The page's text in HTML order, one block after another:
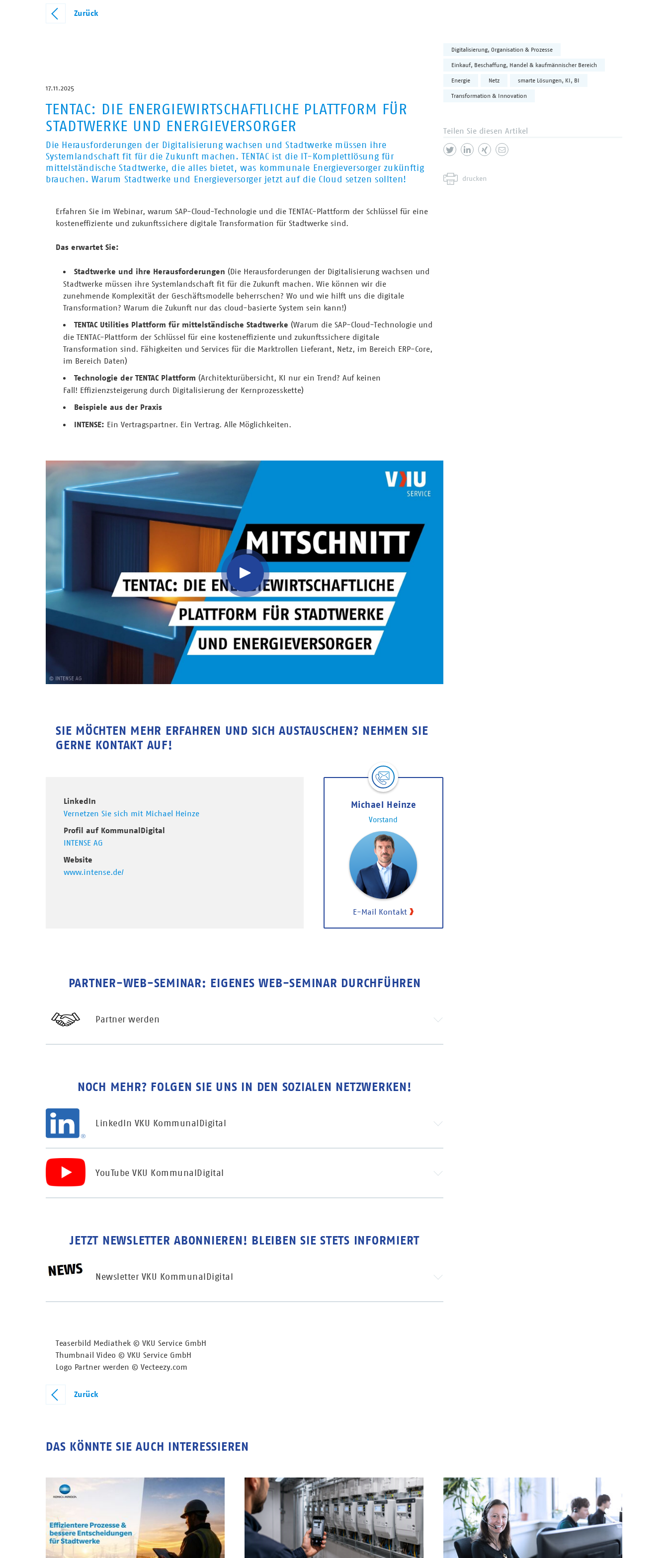
Zurück
17.11.2025
TENTAC: DIE ENERGIEWIRTSCHAFTLICHE PLATTFORM FÜR
STADTWERKE UND ENERGIEVERSORGER
Die Herausforderungen der Digitalisierung wachsen und Stadtwerke müssen ihre
Systemlandschaft fit für die Zukunft machen. TENTAC ist die IT-Komplettlösung für
mittelständische Stadtwerke, die alles bietet, was kommunale Energieversorger zukünftig
brauchen. Warum Stadtwerke und Energieversorger jetzt auf die Cloud setzen sollten!
Erfahren Sie im Webinar, warum SAP-Cloud-Technologie und die TENTAC-Plattform der Schlüssel für eine
kosteneffiziente und zukunftssichere digitale Transformation für Stadtwerke sind.
Das erwartet Sie:
Stadtwerke und ihre Herausforderungen (Die Herausforderungen der Digitalisierung wachsen und
Stadtwerke müssen ihre Systemlandschaft fit für die Zukunft machen. Wie können wir die
zunehmende Komplexität der Geschäftsmodelle beherrschen? Wo und wie hilft uns die digitale
Transformation? Warum die Zukunft nur das cloud-basierte System sein kann!)
TENTAC Utilities Plattform für mittelständische Stadtwerke (Warum die SAP-Cloud-Technologie und
die TENTAC-Plattform der Schlüssel für eine kosteneffiziente und zukunftssichere digitale
Transformation sind. Fähigkeiten und Services für die Marktrollen Lieferant, Netz, im Bereich ERP-Core,
im Bereich Daten)
Technologie der TENTAC Plattform (Architekturübersicht, KI nur ein Trend? Auf keinen
Fall! Effizienzsteigerung durch Digitalisierung der Kernprozesskette)
Beispiele aus der Praxis
INTENSE: Ein Vertragspartner. Ein Vertrag. Alle Möglichkeiten.
Video
SIE MÖCHTEN MEHR ERFAHREN UND SICH AUSTAUSCHEN? NEHMEN SIE
GERNE KONTAKT AUF!
LinkedIn
Vernetzen Sie sich mit Michael Heinze
Profil auf KommunalDigital
INTENSE AG
Website
www.intense.de/
Michael Heinze
Vorstand
E-Mail Kontakt
PARTNER-WEB-SEMINAR: EIGENES WEB-SEMINAR DURCHFÜHREN
Partner werden
NOCH MEHR? FOLGEN SIE UNS IN DEN SOZIALEN NETZWERKEN!
LinkedIn VKU KommunalDigital
YouTube VKU KommunalDigital
JETZT NEWSLETTER ABONNIEREN! BLEIBEN SIE STETS INFORMIERT
Newsletter VKU KommunalDigital
Teaserbild Mediathek © VKU Service GmbH
Thumbnail Video © VKU Service GmbH
Logo Partner werden © Vecteezy.com
Digitalisierung, Organisation & Prozesse
Einkauf, Beschaffung, Handel & kaufmännischer Bereich
Energie Netz smarte Lösungen, KI, BI
Transformation & Innovation
Teilen Sie diesen Artikel
drucken
Zurück
DAS KÖNNTE SIE AUCH INTERESSIEREN